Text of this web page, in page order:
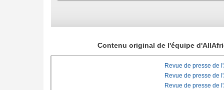
Contenu original de l'équipe
Revue de presse de
Revue de presse de
Revue de presse de